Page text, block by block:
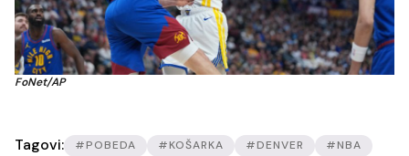
FoNet/AP
Tagovi: #POBEDA #KOŠARKA #DENVER
#NBA